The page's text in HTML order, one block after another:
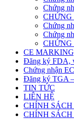
Chứng
CHỨNG
Chứng
Chứng
CHỨNG
CE
Đăng ký FDA,
Chứng nhận
Đăng ký TGA
TIN TỨC
LIÊN HỆ
CHÍNH
CHÍNH